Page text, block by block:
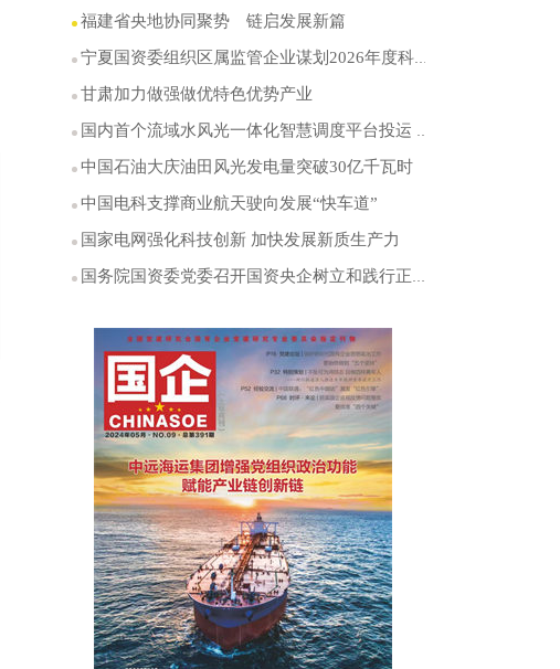
福建省央地协同聚势 链启发展新篇
宁夏国资委组织区属监管企业谋划2026年度科研项目
甘肃加力做强做优特色优势产业
国内首个流域水风光一体化智慧调度平台投运 预测精度超85%
中国石油大庆油田风光发电量突破30亿千瓦时
中国电科支撑商业航天驶向发展“快车道”
国家电网强化科技创新 加快发展新质生产力
国务院国资委党委召开国资央企树立和践行正确政绩观学习教育工作专班座谈会